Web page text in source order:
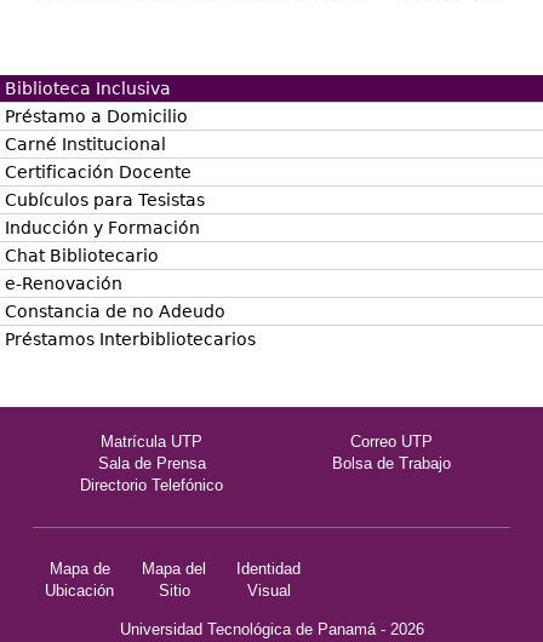
Biblioteca Inclusiva
Préstamo a Domicilio
Carné Institucional
Certificación Docente
Cubículos para Tesistas
Inducción y Formación
Chat Bibliotecario
e-Renovación
Constancia de no Adeudo
Préstamos Interbibliotecarios
Matrícula UTP
Correo UTP
Sala de Prensa
Bolsa de Trabajo
Directorio Telefónico
Mapa de
Ubicación
Mapa del
Sitio
Identidad
Visual
Universidad Tecnológica de Panamá - 2026